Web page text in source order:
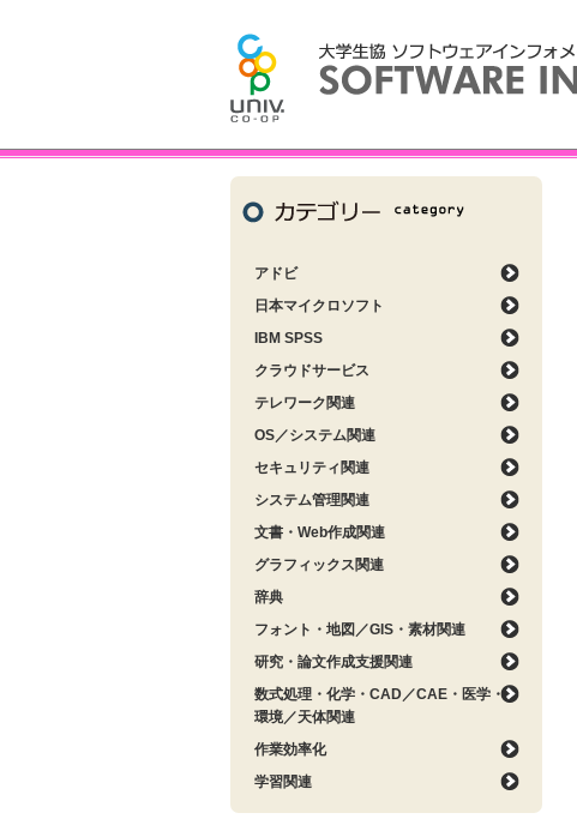
アドビ
日本マイクロソフト
IBM SPSS
クラウドサービス
テレワーク関連
OS／システム関連
セキュリティ関連
システム管理関連
文書・Web作成関連
グラフィックス関連
辞典
フォント・地図／GIS・素材関連
研究・論文作成支援関連
数式処理・化学・CAD／CAE・医学・
環境／天体関連
作業効率化
学習関連